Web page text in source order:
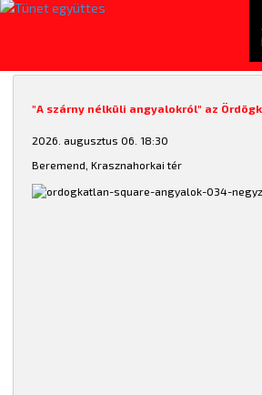
"A szárny nélküli angyalokról" az
2026. augusztus 06. 18:30
Beremend, Krasznahorkai tér